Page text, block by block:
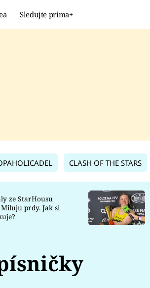
Sledujte prima+
CLASH OF THE STARS
ze StarHousu
prdy. Jak si